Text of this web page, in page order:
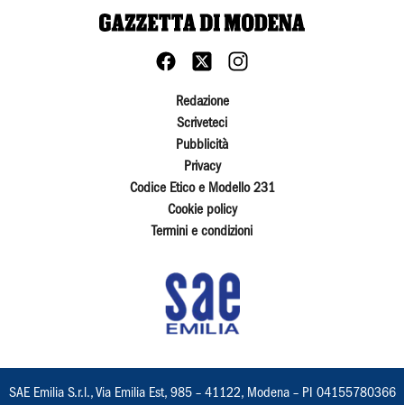
Redazione
Scriveteci
Pubblicità
Privacy
Codice Etico e Modello 231
Cookie policy
Termini e condizioni
SAE Emilia S.r.l., Via Emilia Est, 985 – 41122, Modena – PI 04155780366